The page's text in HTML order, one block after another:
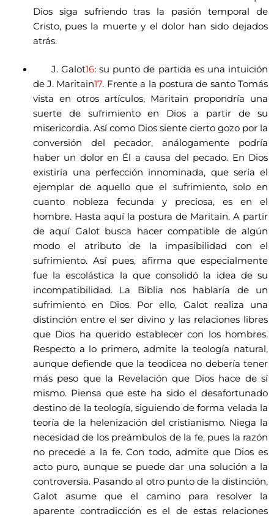
Dios siga sufriendo tras la pasión temporal de
Cristo, pues la muerte y el dolor han sido dejados
atrás.
J. Galot16: su punto de partida es una intuición
de J. Maritain17. Frente a la postura de santo Tomás
vista en otros artículos, Maritain propondría una
suerte de sufrimiento en Dios a partir de su
misericordia. Así como Dios siente cierto gozo por la
conversión del pecador, análogamente podría
haber un dolor en Él a causa del pecado. En Dios
existiría una perfección innominada, que sería el
ejemplar de aquello que el sufrimiento, solo en
cuanto nobleza fecunda y preciosa, es en el
hombre. Hasta aquí la postura de Maritain. A partir
de aquí Galot busca hacer compatible de algún
modo el atributo de la impasibilidad con el
sufrimiento. Así pues, afirma que especialmente
fue la escolástica la que consolidó la idea de su
incompatibilidad. La Biblia nos hablaría de un
sufrimiento en Dios. Por ello, Galot realiza una
distinción entre el ser divino y las relaciones libres
que Dios ha querido establecer con los hombres.
Respecto a lo primero, admite la teología natural,
aunque defiende que la teodicea no debería tener
más peso que la Revelación que Dios hace de sí
mismo. Piensa que este ha sido el desafortunado
destino de la teología, siguiendo de forma velada la
teoría de la helenización del cristianismo. Niega la
necesidad de los preámbulos de la fe, pues la razón
no precede a la fe. Con todo, admite que Dios es
acto puro, aunque se puede dar una solución a la
controversia. Pasando al otro punto de la distinción,
Galot asume que el camino para resolver la
aparente contradicción es el de estas relaciones